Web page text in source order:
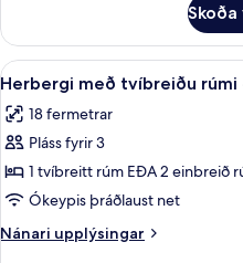
rúm
eða
tvö
einbreið
rúm
-
útsýni
yfir
port
herbergi
fyrir
tvo
tvíbreitt
eða
tvö
rúm
Skoða
allar
myndir
fyrir
Herbergi
með
tvíbreiðu
rúmi
8
Herbergi með tvíbreiðu rúmi
18 fermetrar
Pláss fyrir 3
1 tvíbreitt rúm EÐA 2 einbreið
Ókeypis þráðlaust net
Nánari upplýsingar
Nánari